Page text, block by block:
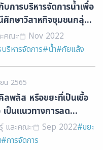
การบริหารจัดการน้ำเพื่อ
กษาวิสาหกิจชุมชนกลุ่มผู้
บ จังหวัดฉะเชิงเทรา
คณะ·
Nov 2022
ริหารจัดการ#น้ำ#ภัยแล้ง
น 2565
ลพลัส หรือขยะที่เป็นเชื้อ
ป็นแนวทางการลด
รณีศึกษา การจัดการขยะ
มหาวิทยาลัย
และคณะ· Sep 2022#ขยะ
#การจัดการ